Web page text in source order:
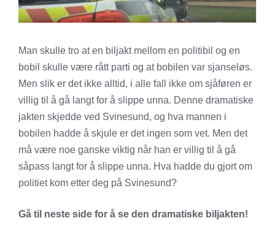
Man skulle tro at en biljakt mellom en politibil og en
bobil skulle være rått parti og at bobilen var sjanseløs.
Men slik er det ikke alltid, i alle fall ikke om sjåføren er
villig til å gå langt for å slippe unna. Denne dramatiske
jakten skjedde ved Svinesund, og hva mannen i
bobilen hadde å skjule er det ingen som vet. Men det
må være noe ganske viktig når han er villig til å gå
såpass langt for å slippe unna. Hva hadde du gjort om
politiet kom etter deg på Svinesund?
Gå til neste side for å se den dramatiske biljakten!